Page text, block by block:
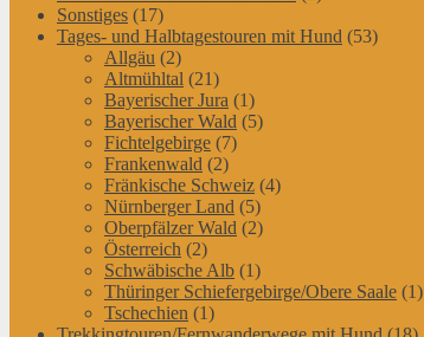
Sonstiges (17)
Tages- und Halbtagestouren mit Hund (53)
Allgäu (2)
Altmühltal (21)
Bayerischer Jura (1)
Bayerischer Wald (5)
Fichtelgebirge (7)
Frankenwald (2)
Fränkische Schweiz (4)
Nürnberger Land (5)
Oberpfälzer Wald (2)
Österreich (2)
Schwäbische Alb (1)
Thüringer Schiefergebirge/Obere Saale (1)
Tschechien (1)